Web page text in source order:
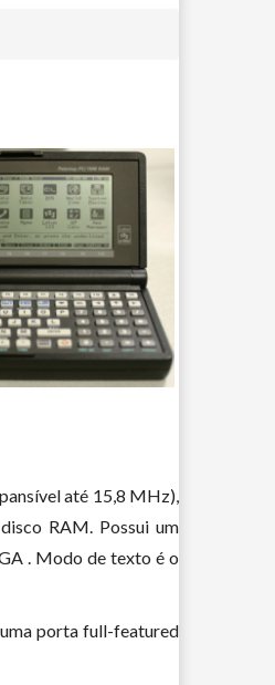
até 15,8 MHz),
RAM. Possui um
. Modo de texto é o
porta full-featured